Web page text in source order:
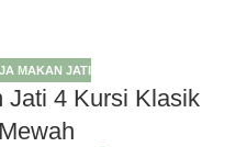
MAKAN JATI
Jati 4 Kursi Klasik
Mewah